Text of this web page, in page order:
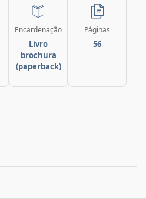
Encardenação
Livro
brochura
(paperback)
Páginas
56